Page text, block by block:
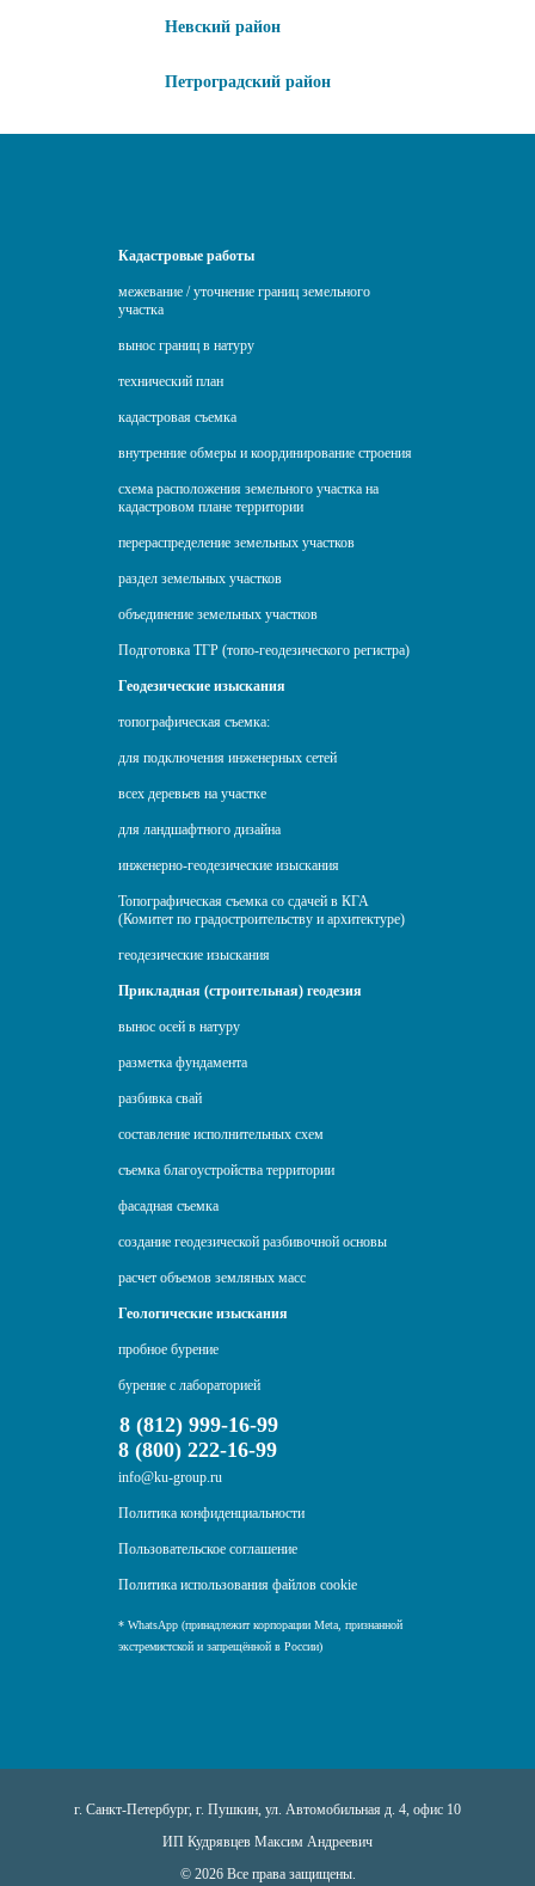
Невский район
Петроградский район
Кадастровые работы
межевание / уточнение границ земельного
участка
вынос границ в натуру
технический план
кадастровая съемка
внутренние обмеры и координирование строения
схема расположения земельного участка на
кадастровом плане территории
перераспределение земельных участков
раздел земельных участков
объединение земельных участков
Подготовка ТГР (топо-геодезического регистра)
Геодезические изыскания
топографическая съемка:
для подключения инженерных сетей
всех деревьев на участке
для ландшафтного дизайна
инженерно-геодезические изыскания
Топографическая съемка со сдачей в КГА
(Комитет по градостроительству и архитектуре)
геодезические изыскания
Прикладная (строительная) геодезия
вынос осей в натуру
разметка фундамента
разбивка свай
составление исполнительных схем
съемка благоустройства территории
фасадная съемка
создание геодезической разбивочной основы
расчет объемов земляных масс
Геологические изыскания
пробное бурение
бурение с лабораторией
8 (812) 999-16-99
8 (800) 222-16-99
info@ku-group.ru
Политика конфиденциальности
Пользовательское соглашение
Политика использования файлов cookie
* WhatsApp (принадлежит корпорации Meta, признанной
экстремистской и запрещённой в России)
г. Санкт-Петербург, г. Пушкин, ул. Автомобильная д. 4, офис 10
ИП Кудрявцев Максим Андреевич
© 2026 Все права защищены.